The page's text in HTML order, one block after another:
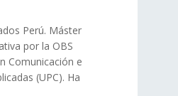
Perú. Máster
por la OBS
Comunicación e
(UPC). Ha